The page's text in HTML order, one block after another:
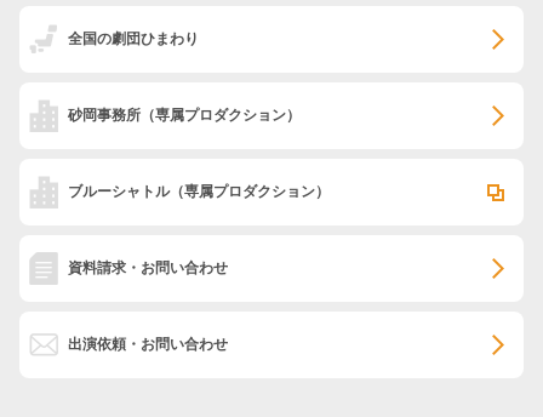
全国の劇団ひまわり
砂岡事務所 （専属プロダクション）
ブルーシャトル（専属プロダクション）
資料請求・お問い合わせ
出演依頼・お問い合わせ